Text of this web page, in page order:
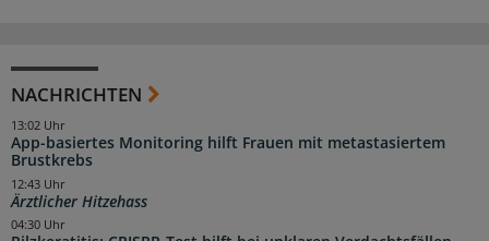
NACHRICHTEN
App-basiertes Monitoring hilft Frauen mit metastasiertem
Brustkrebs
13:02 Uhr
Ärztlicher Hitzehass
12:43 Uhr
04:30 Uhr